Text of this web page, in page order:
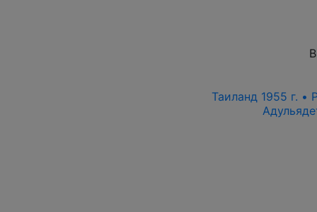
Таиланд 1955 г. •